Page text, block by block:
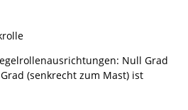
Null Grad
(senkrecht zum Mast) ist